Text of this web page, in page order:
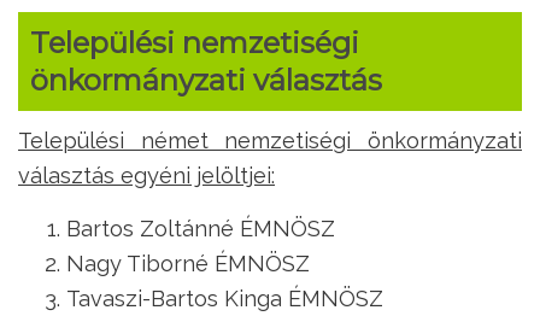
Települési nemzetiségi
önkormányzati választás
Települési német nemzetiségi önkormányzati
választás egyéni jelöltjei:
Bartos Zoltánné ÉMNÖSZ
Nagy Tiborné ÉMNÖSZ
Tavaszi-Bartos Kinga ÉMNÖSZ